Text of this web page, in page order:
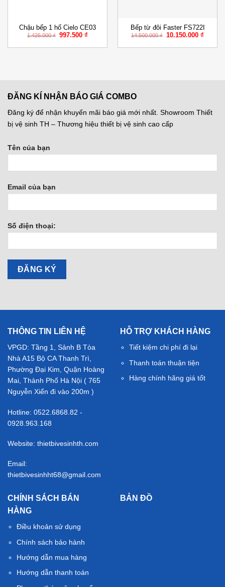
Chậu bếp 1 hố Cielo CE03
1.425.000₫ Giá
là:
997.500₫
tại
Bếp từ đôi Faster FS722I
14.500.000₫ Giá
là:
10.150.000₫
tại
ĐĂNG KÍ NHẬN BÁO GIÁ COMBO
Đăng ký để nhận khuyến mãi báo giá mới nhất. Showroom Thiết
bị vệ sinh TH – Thương hiệu thiết bị vệ sinh cao cấp
Tên của bạn
Email của bạn
Số điện thoại:
THÔNG TIN LIÊN HỆ
VPGD: Tầng 1, Sảnh B Tòa
Nhà A15 Bộ CA Thanh Trì,
Phường Đại Kim, Quận Hoàng
Mai, Thành Phố Hà Nội ( 765
Nguyễn Xiển đi vào 200m )
Hotline: 0522.6868.82 -
0928.963.168
Website: thietbivesinhth.com
Email:
thietbivesinhht68@gmail.com
HỖ TRỢ KHÁCH HÀNG
Tiết kiệm chi phí đi lại
Thanh toán thuận tiện
Hàng chính hãng giá tốt
CHÍNH SÁCH BÁN
HÀNG
Điều khoản sử dụng
Chính sách bảo hành
Hướng dẫn mua hàng
Hướng dẫn thanh toán
BẢN ĐỒ